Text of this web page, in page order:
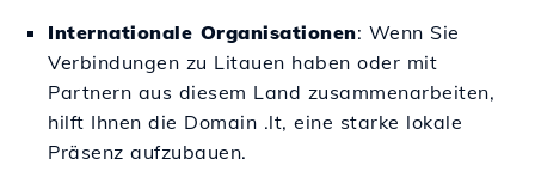
Internationale Organisationen: Wenn Sie
Verbindungen zu Litauen haben oder mit
Partnern aus diesem Land zusammenarbeiten,
hilft Ihnen die Domain .lt, eine starke lokale
Präsenz aufzubauen.